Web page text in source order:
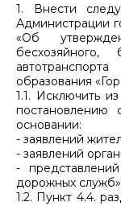
1. Внести
Администрации
«Об
бесхозяйного,
образования
1.1. Исключить
постановлению
основании:
- заявлений
- заявлений
-
дорожных
1.2. Пункт 4.4.